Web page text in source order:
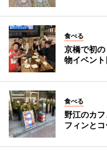
食べる
京橋で初
物イベン
食べる
野江のカ
フィンと